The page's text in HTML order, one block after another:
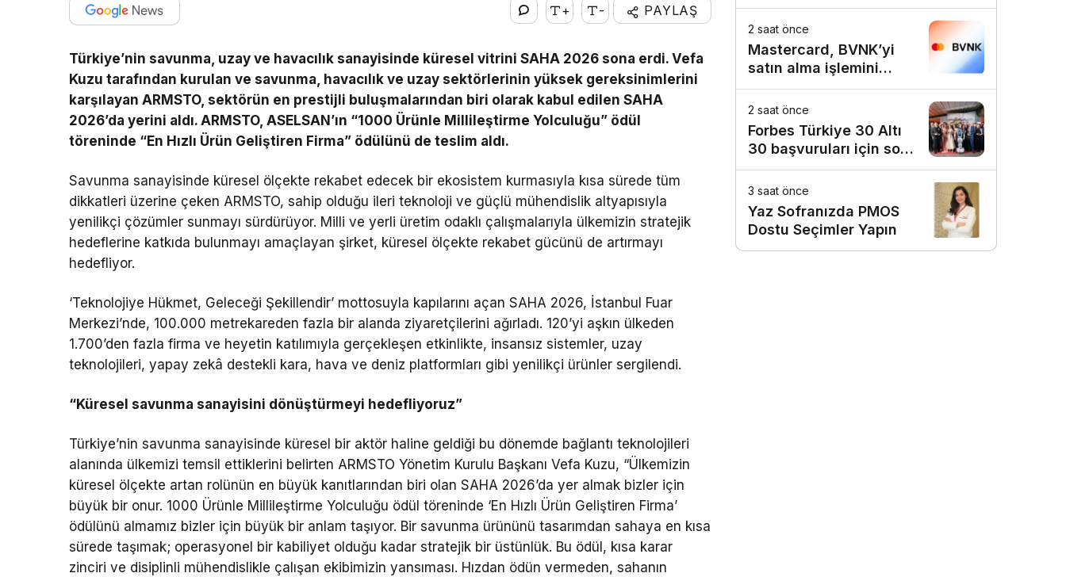
+ - PAYLAŞ
Türkiye’nin savunma, uzay ve havacılık sanayisinde küresel vitrini SAHA 2026 sona erdi. Vefa
Kuzu tarafından kurulan ve savunma, havacılık ve uzay sektörlerinin yüksek gereksinimlerini
karşılayan ARMSTO, sektörün en prestijli buluşmalarından biri olarak kabul edilen SAHA
2026’da yerini aldı. ARMSTO, ASELSAN’ın “1000 Ürünle Millileştirme Yolculuğu” ödül
töreninde “En Hızlı Ürün Geliştiren Firma” ödülünü de teslim aldı.
Savunma sanayisinde küresel ölçekte rekabet edecek bir ekosistem kurmasıyla kısa sürede tüm
dikkatleri üzerine çeken ARMSTO, sahip olduğu ileri teknoloji ve güçlü mühendislik altyapısıyla
yenilikçi çözümler sunmayı sürdürüyor. Milli ve yerli üretim odaklı çalışmalarıyla ülkemizin stratejik
hedeflerine katkıda bulunmayı amaçlayan şirket, küresel ölçekte rekabet gücünü de artırmayı
hedefliyor.
‘Teknolojiye Hükmet, Geleceği Şekillendir’ mottosuyla kapılarını açan SAHA 2026, İstanbul Fuar
Merkezi’nde, 100.000 metrekareden fazla bir alanda ziyaretçilerini ağırladı. 120’yi aşkın ülkeden
1.700’den fazla firma ve heyetin katılımıyla gerçekleşen etkinlikte, insansız sistemler, uzay
teknolojileri, yapay zekâ destekli kara, hava ve deniz platformları gibi yenilikçi ürünler sergilendi.
“Küresel savunma sanayisini dönüştürmeyi hedefliyoruz”
Türkiye’nin savunma sanayisinde küresel bir aktör haline geldiği bu dönemde bağlantı teknolojileri
alanında ülkemizi temsil ettiklerini belirten ARMSTO Yönetim Kurulu Başkanı Vefa Kuzu, “Ülkemizin
küresel ölçekte artan rolünün en büyük kanıtlarından biri olan SAHA 2026’da yer almak bizler için
büyük bir onur. 1000 Ürünle Millileştirme Yolculuğu ödül töreninde ‘En Hızlı Ürün Geliştiren Firma’
ödülünü almamız bizler için büyük bir anlam taşıyor. Bir savunma ürününü tasarımdan sahaya en kısa
sürede taşımak; operasyonel bir kabiliyet olduğu kadar stratejik bir üstünlük. Bu ödül, kısa karar
zinciri ve disiplinli mühendislikle çalışan ekibimizin yansıması. Hızdan ödün vermeden, sahanın
Birinci Sırada
2 saat önce
Mastercard, BVNK’yi
satın alma işlemini
tamamladı
2 saat önce
Forbes Türkiye 30 Altı
30 başvuruları için son
dönemece girildi!
3 saat önce
Yaz Sofranızda PMOS
Dostu Seçimler Yapın